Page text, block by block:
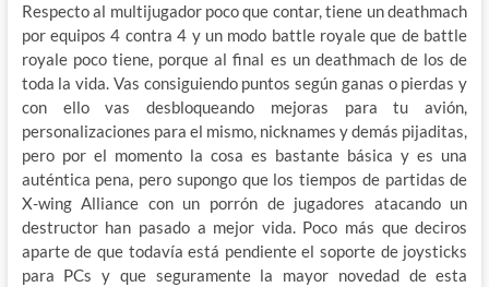
Respecto al multijugador poco que contar, tiene un deathmach
por equipos 4 contra 4 y un modo battle royale que de battle
royale poco tiene, porque al final es un deathmach de los de
toda la vida. Vas consiguiendo puntos según ganas o pierdas y
con ello vas desbloqueando mejoras para tu avión,
personalizaciones para el mismo, nicknames y demás pijaditas,
pero por el momento la cosa es bastante básica y es una
auténtica pena, pero supongo que los tiempos de partidas de
X-wing Alliance con un porrón de jugadores atacando un
destructor han pasado a mejor vida. Poco más que deciros
aparte de que todavía está pendiente el soporte de joysticks
para PCs y que seguramente la mayor novedad de esta